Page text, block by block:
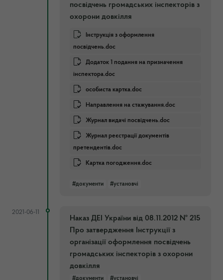
посвідчень громадських інспекторів з
охорони довкілля
Інструкція з оформлення
посвідчень.doc
Додаток 1 подання на призначення
інспектора.doc
особиста картка.doc
Направлення на стажування.doc
Журнал видачі посвідчень.doc
Журнал реєстрації документів
претендентів.doc
Картка погодження.doc
#документи #установчі
2021-06-11
Наказ ДЕІ України від 08.11.2012 № 215
Про затвердження Інструкції з
організації оформлення посвідчень
громадських інспекторів з охорони
довкілля
#документи #установчі